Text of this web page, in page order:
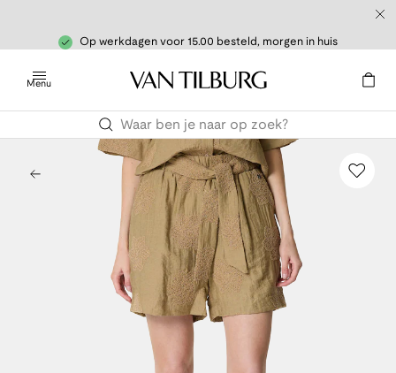
Op werkdagen voor 15.00 besteld, morgen in huis
Menu